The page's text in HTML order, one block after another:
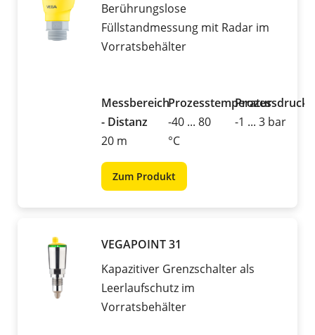
Berührungslose
Füllstandmessung mit Radar im
Vorratsbehälter
Messbereich
- Distanz
20 m
Prozesstemperatur
-40 ... 80
°C
Prozessdruck
-1 ... 3 bar
Zum Produkt
VEGAPOINT 31
Kapazitiver Grenzschalter als
Leerlaufschutz im
Vorratsbehälter